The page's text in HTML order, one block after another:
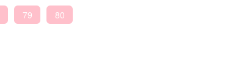
79 80